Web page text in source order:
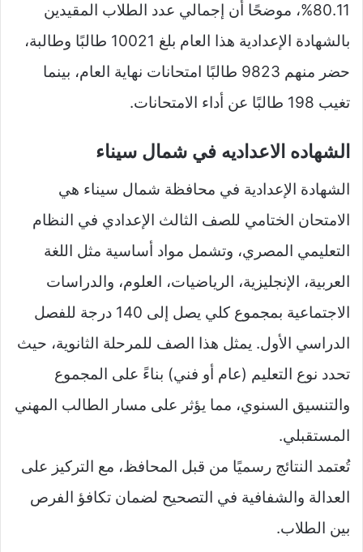
80.11%، موضحًا أن إجمالي عدد الطلاب المقيدين
بالشهادة الإعدادية هذا العام بلغ 10021 طالبًا وطالبة،
حضر منهم 9823 طالبًا امتحانات نهاية العام، بينما
تغيب 198 طالبًا عن أداء الامتحانات.
الشهاده الاعداديه في شمال سيناء
الشهادة الإعدادية في محافظة شمال سيناء هي
الامتحان الختامي للصف الثالث الإعدادي في النظام
التعليمي المصري، وتشمل مواد أساسية مثل اللغة
العربية، الإنجليزية، الرياضيات، العلوم، والدراسات
الاجتماعية بمجموع كلي يصل إلى 140 درجة للفصل
الدراسي الأول.​ يمثل هذا الصف للمرحلة الثانوية، حيث
تحدد نوع التعليم (عام أو فني) بناءً على المجموع
والتنسيق السنوي، مما يؤثر على مسار الطالب المهني
المستقبلي.
تُعتمد النتائج رسميًا من قبل المحافظ، مع التركيز على
العدالة والشفافية في التصحيح لضمان تكافؤ الفرص
بين الطلاب.